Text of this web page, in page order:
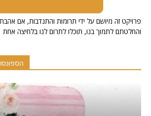
והחלטתם לתמוך בנו, תוכלו לתרום לנו בלחיצה אחת